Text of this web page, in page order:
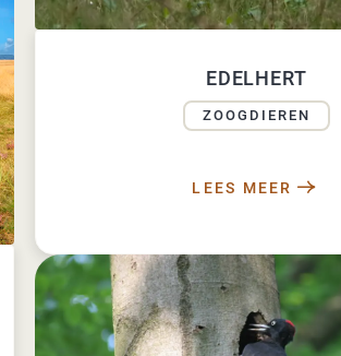
EDELHERT
ZOOGDIEREN
LEES MEER